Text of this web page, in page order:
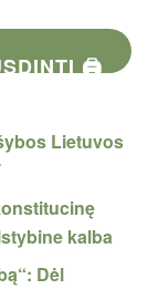
🖨
Lietuvos
kalba
Dėl